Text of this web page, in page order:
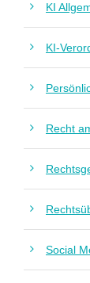
KI
KI-
Recht
Social